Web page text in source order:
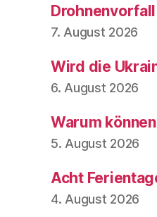
7. August 2026
Wird die
6. August 2026
Warum
5. August 2026
Acht
4. August 2026